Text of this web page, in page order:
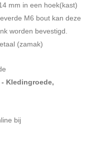
mm in een hoek(kast)
M6 bout kan deze
worden bevestigd.
(zamak)
Kledingroede,
bij